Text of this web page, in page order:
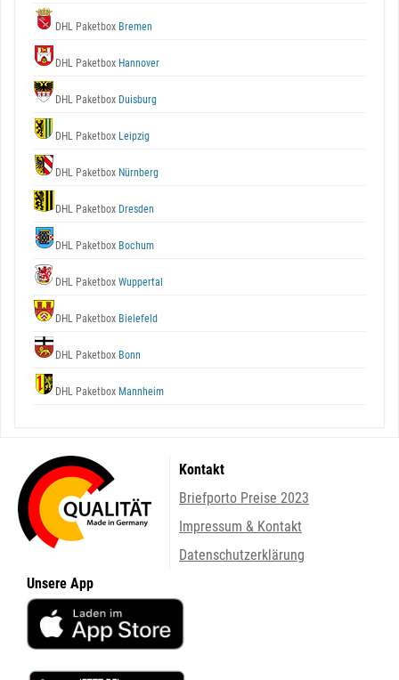
DHL Paketbox Bremen
DHL Paketbox Hannover
DHL Paketbox Duisburg
DHL Paketbox Leipzig
DHL Paketbox Nürnberg
DHL Paketbox Dresden
DHL Paketbox Bochum
DHL Paketbox Wuppertal
DHL Paketbox Bielefeld
DHL Paketbox Bonn
DHL Paketbox Mannheim
Kontakt
Briefporto Preise 2023
Impressum & Kontakt
Datenschutzerklärung
Unsere App